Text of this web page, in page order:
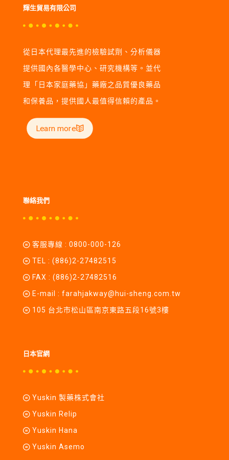
輝生貿易有限公司
從日本代理最先進的檢驗試劑、分析儀器
提供國內各醫學中心、研究機構等。並代
理「日本家庭藥協」藥廠之品質優良藥品
和保養品，提供國人最值得信賴的產品。
Learn more
聯絡我們
客服專線 : 0800-000-126
TEL : (886)2-27482515
FAX : (886)2-27482516
E-mail : farahjakway@hui-sheng.com.tw
105 台北市松山區南京東路五段16號3樓
日本官網
Yuskin 製藥株式會社
Yuskin Relip
Yuskin Hana
Yuskin Asemo